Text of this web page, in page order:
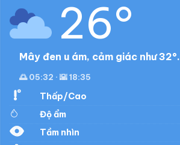
26°
Mây đen u ám, cảm giác như 32°.
🌅 05:32 · 🌇 18:35
Thấp/Cao
Độ ẩm
Tầm nhìn